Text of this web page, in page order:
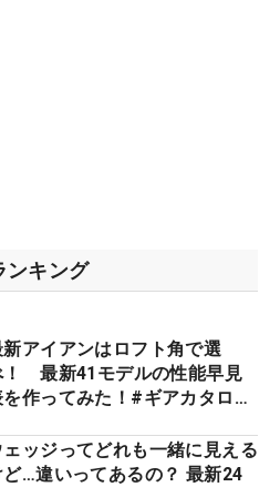
ンキング
新アイアンはロフト角で選
！ 最新41モデルの性能早見
を作ってみた！#ギアカタログ
ェッジってどれも一緒に見える
ど…違いってあるの？ 最新24